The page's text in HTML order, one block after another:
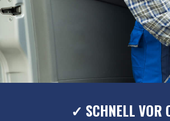
✓ SCHNELL VOR